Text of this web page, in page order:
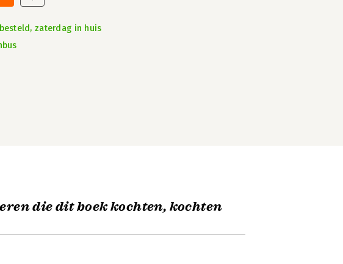
zaterdag in huis
die dit boek kochten, kochten